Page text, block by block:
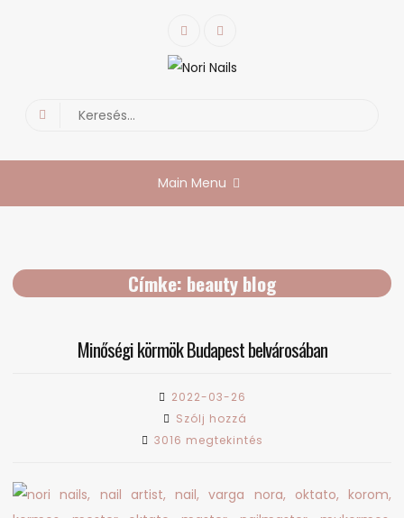
Facebook
Nori Nails
Search
Main Menu
Címke: beauty blog
Minőségi körmök Budapest belvárosában
2022-03-26
Szólj hozzá
Minőségi
belvárosában
3016 megtekintés